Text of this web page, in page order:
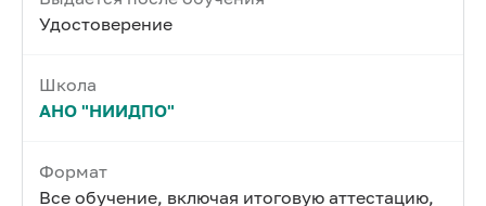
Удостоверение
Школа
АНО "НИИДПО"
Формат
Все обучение, включая итоговую аттестацию,